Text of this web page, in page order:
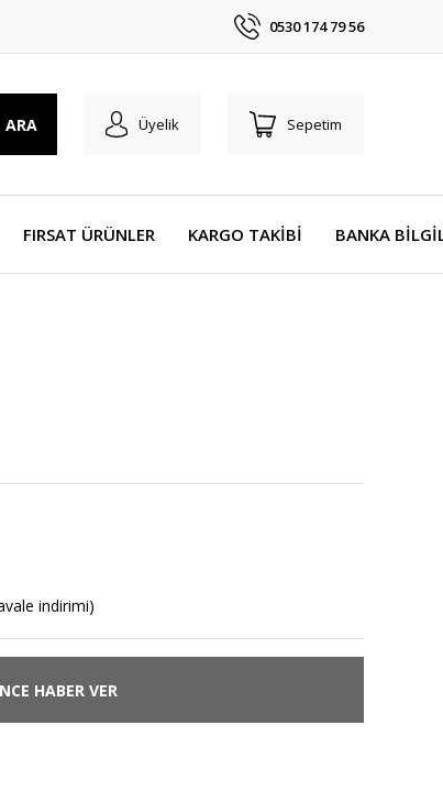
0530 174 79 56
ARA Üyelik Sepetim
FIRSAT ÜRÜNLER KARGO TAKİBİ BANKA
indirimi)
HABER VER